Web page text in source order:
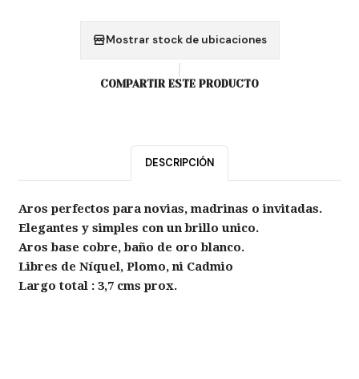
Mostrar stock de ubicaciones
COMPARTIR ESTE PRODUCTO
DESCRIPCIÓN
Aros perfectos para novias, madrinas o invitadas.
Elegantes y simples con un brillo unico.
Aros base cobre, baño de oro blanco.
Libres de Níquel, Plomo, ni Cadmio
Largo total : 3,7 cms prox.